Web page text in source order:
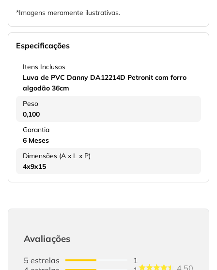
*Imagens meramente ilustrativas.
Especificações
Itens Inclusos
Luva de PVC Danny DA12214D Petronit com forro
algodão 36cm
Peso
0,100
Garantia
6 Meses
Dimensões (A x L x P)
4x9x15
Avaliações
5estrelas
1
4.50